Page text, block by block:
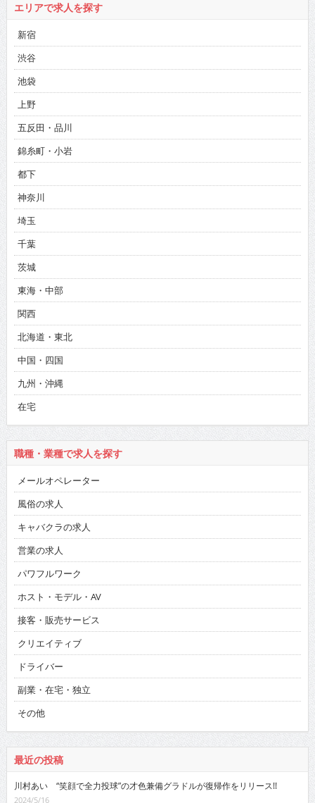
エリアで求人を探す
新宿
渋谷
池袋
上野
五反田・品川
錦糸町・小岩
都下
神奈川
埼玉
千葉
茨城
東海・中部
関西
北海道・東北
中国・四国
九州・沖縄
在宅
職種・業種で求人を探す
メールオペレーター
風俗の求人
キャバクラの求人
営業の求人
パワフルワーク
ホスト・モデル・AV
接客・販売サービス
クリエイティブ
ドライバー
副業・在宅・独立
その他
最近の投稿
川村あい “笑顔で全力投球”の才色兼備グラドルが復帰作をリリース!!
2024/5/16